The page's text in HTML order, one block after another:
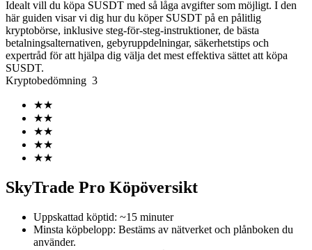
USDT Futures
Futures med USDT som säkerhet
COIN-M Futures
Idealt vill du köpa SUSDT med så låga avgifter som möjligt. I den
här guiden visar vi dig hur du köper SUSDT på en pålitlig
kryptobörse, inklusive steg-för-steg-instruktioner, de bästa
betalningsalternativen, gebyruppdelningar, säkerhetstips och
expertråd för att hjälpa dig välja det mest effektiva sättet att köpa
SUSDT.
Kryptobedömning 3
★★
★★
★★
★★
★★
SkyTrade Pro Köpöversikt
Uppskattad köptid: ~15 minuter
Minsta köpbelopp: Bestäms av nätverket och plånboken du
använder.